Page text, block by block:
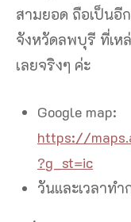
สามยอด ถือเป็นอี
จังหวัดลพบุรี ที่เห
เลยจริงๆ ค่ะ
Google map:
https://
?g_st=ic
วันและเวลาท